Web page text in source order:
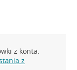
z konta.
z